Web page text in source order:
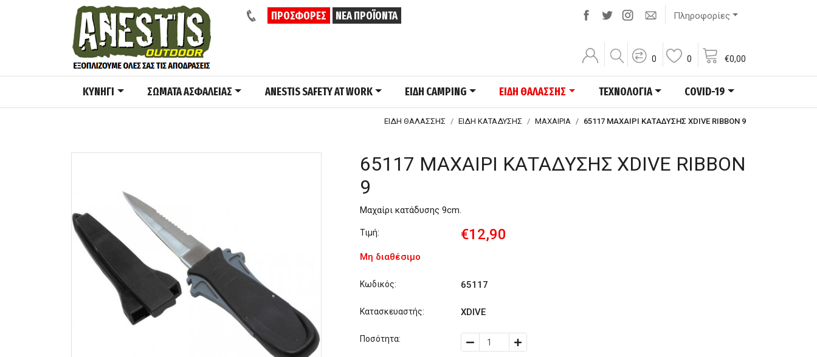
ΠΡΟΣΦΟΡΕΣ ΝΕΑ ΠΡΟΪΟΝΤΑ Πληροφορίες
0 0 €0,00
ΚΥΝΗΓΙ ΣΩΜΑΤΑ ΑΣΦΑΛΕΙΑΣ ANESTIS SAFETY AT WORK ΕΙΔΗ CAMPING ΕΙΔΗ ΘΑΛΑΣΣΗΣ ΤΕΧΝΟΛΟΓΙΑ COVID-19
ΕΙΔΗ ΘΑΛΑΣΣΗΣ ΕΙΔΗ ΚΑΤΑΔΥΣΗΣ ΜΑΧΑΙΡΙΑ 65117 ΜΑΧΑΙΡΙ ΚΑΤΑΔΥΣΗΣ XDIVE RIBBON 9
65117 ΜΑΧΑΙΡΙ ΚΑΤΑΔΥΣΗΣ XDIVE RIBBON
9
Μαχαίρι κατάδυσης 9cm.
Τιμή: €12,90
Μη διαθέσιμο
Κωδικός: 65117
Κατασκευαστής: XDIVE
Ποσότητα: